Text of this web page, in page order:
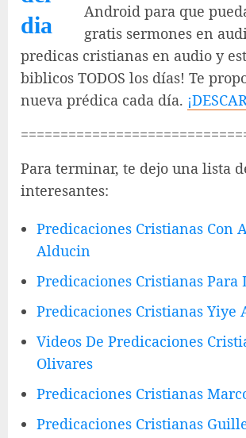
Android para que
gratis sermones en
predicas cristianas en audio y
biblicos TODOS los días! Te
nueva prédica cada día.
Para terminar, te dejo una lista
interesantes:
Predicaciones Cristianas Con
Alducin
Predicaciones Cristianas Para
Predicaciones Cristianas Yiye
Videos De Predicaciones
Olivares
Predicaciones Cristianas
Predicaciones Cristianas